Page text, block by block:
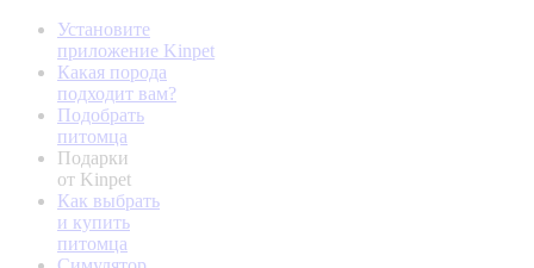
Установите
приложение Kinpet
Какая порода
подходит вам?
Подобрать
питомца
Подарки
от Kinpet
Как выбрать
и купить
питомца